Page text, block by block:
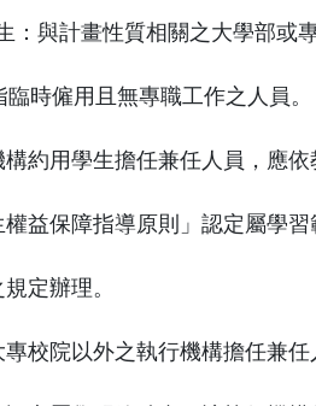
：與計畫性質相關之大學部或
臨時僱用且無專職工作之人員。
約用學生擔任兼任人員，應
益保障指導原則」認定屬學
定辦理。
校院以外之執行機構擔任兼